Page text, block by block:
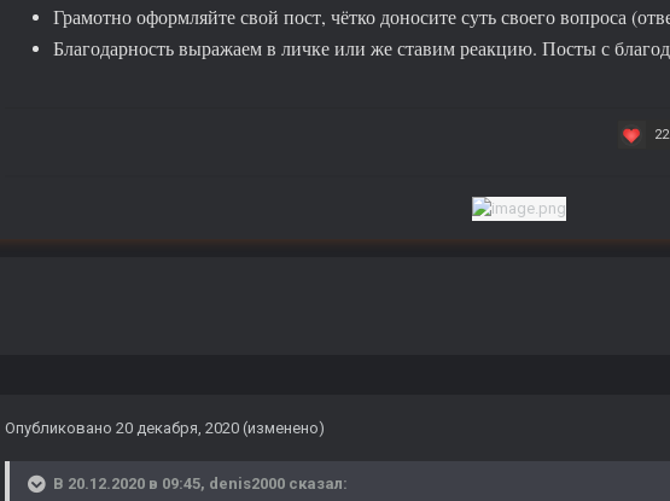
Грамотно оформляйте свой пост, чётко доносите суть своего вопроса
Благодарность выражаем в личке или же ставим реакцию. Посты с
22
Опубликовано 20 декабря, 2020 (изменено)
В 20.12.2020 в 09:45, denis2000 сказал: